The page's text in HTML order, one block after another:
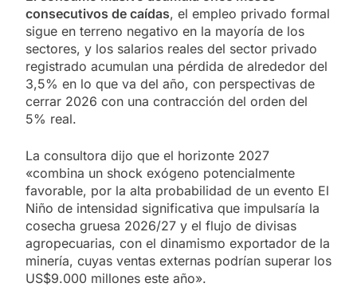
consecutivos de caídas, el empleo privado formal
sigue en terreno negativo en la mayoría de los
sectores, y los salarios reales del sector privado
registrado acumulan una pérdida de alrededor del
3,5% en lo que va del año, con perspectivas de
cerrar 2026 con una contracción del orden del
5% real.
La consultora dijo que el horizonte 2027
«combina un shock exógeno potencialmente
favorable, por la alta probabilidad de un evento El
Niño de intensidad significativa que impulsaría la
cosecha gruesa 2026/27 y el flujo de divisas
agropecuarias, con el dinamismo exportador de la
minería, cuyas ventas externas podrían superar los
US$9.000 millones este año».